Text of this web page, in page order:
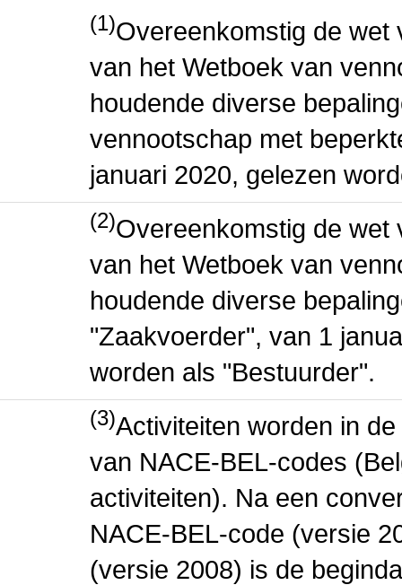
(1)Overeenkomstig de wet
van het Wetboek van
houdende diverse
vennootschap met
januari 2020, gelezen
(2)Overeenkomstig de wet
van het Wetboek van
houdende diverse
"Zaakvoerder", van 1
worden als "Bestuurder".
(3)Activiteiten worden in
van NACE-BEL-codes
activiteiten). Na een
NACE-BEL-code (versie
(versie 2008) is de